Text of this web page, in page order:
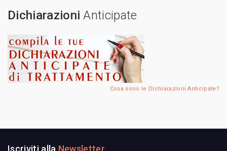
DichiarazioniAnticipate
Cosa sono le Dichiarazioni Anticipate?
Iscriviti alla Newsletter